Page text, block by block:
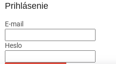
Prihlásenie
E-mail
Heslo